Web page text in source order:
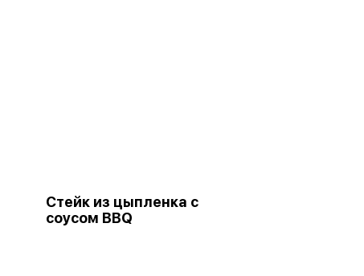
Стейк из цыпленка с
соусом BBQ